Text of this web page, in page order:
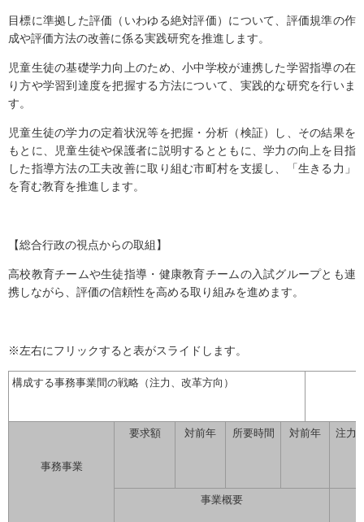
目標に準拠した評価（いわゆる絶対評価）について、評価規準の作
成や評価方法の改善に係る実践研究を推進します。
児童生徒の基礎学力向上のため、小中学校が連携した学習指導の在
り方や学習到達度を把握する方法について、実践的な研究を行いま
す。
児童生徒の学力の定着状況等を把握・分析（検証）し、その結果を
もとに、児童生徒や保護者に説明するとともに、学力の向上を目指
した指導方法の工夫改善に取り組む市町村を支援し、「生きる力」
を育む教育を推進します。
【総合行政の視点からの取組】
高校教育チームや生徒指導・健康教育チームの入試グループとも連
携しながら、評価の信頼性を高める取り組みを進めます。
※左右にフリックすると表がスライドします。
構成する事務事業間の戦略（注力、改革方向）
事務事業
要求額 対前年 所要時間 対前年 注力
事業概要